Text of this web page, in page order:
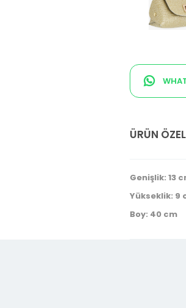
ÜRÜN
Genişlik: 13
Yükseklik: 9
Boy: 40 cm